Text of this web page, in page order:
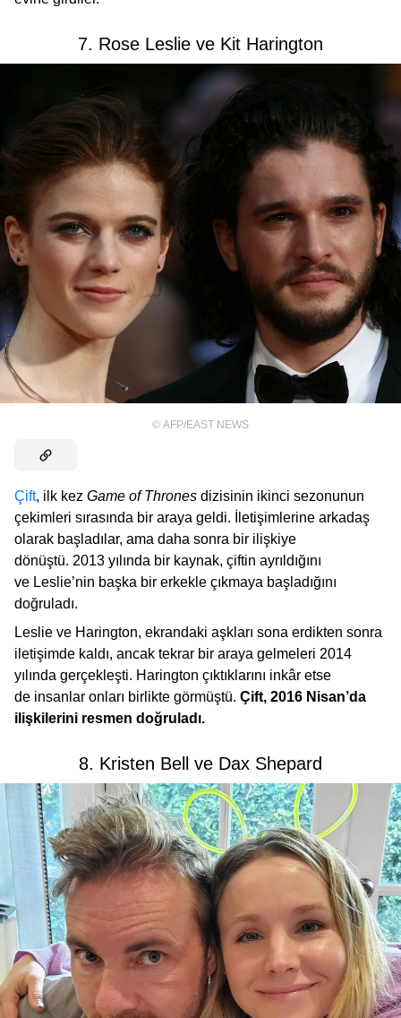
7. Rose Leslie ve Kit Harington
© AFP/EAST NEWS
Çift, ilk kez Game of Thrones dizisinin ikinci sezonunun
çekimleri sırasında bir araya geldi. İletişimlerine arkadaş
olarak başladılar, ama daha sonra bir ilişkiye
dönüştü. 2013 yılında bir kaynak, çiftin ayrıldığını
ve Leslie’nin başka bir erkekle çıkmaya başladığını
doğruladı.
Leslie ve Harington, ekrandaki aşkları sona erdikten sonra
iletişimde kaldı, ancak tekrar bir araya gelmeleri 2014
yılında gerçekleşti. Harington çıktıklarını inkâr etse
de insanlar onları birlikte görmüştü. Çift, 2016 Nisan’da
ilişkilerini resmen doğruladı.
8. Kristen Bell ve Dax Shepard